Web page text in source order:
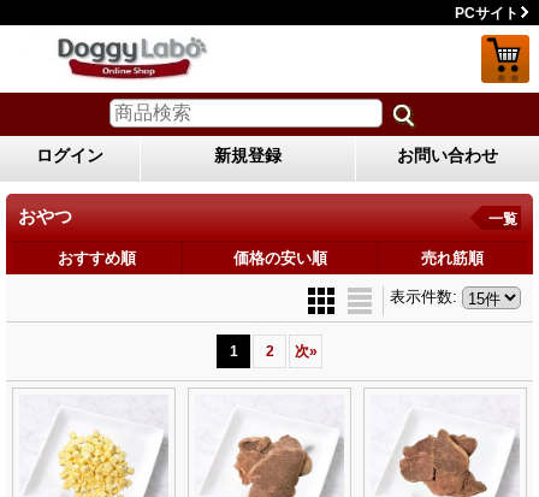
PCサイト
ログイン 新規登録 お問い合わせ
おやつ 一覧
おすすめ順 価格の安い順 売れ筋順
表示件数:
1 2 次»